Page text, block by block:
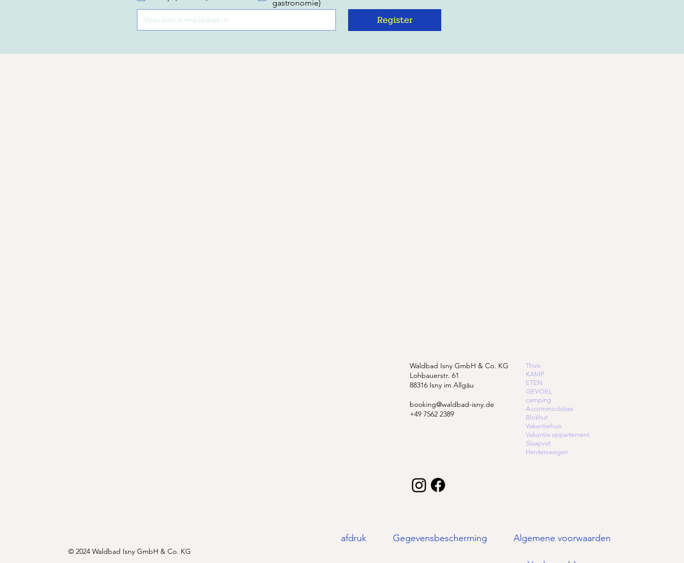
gastronomie)
Register
Waldbad Isny GmbH & Co. KG
Lohbauerstr. 61
88316 Isny im Allgäu
booking@waldbad-isny.de
+49 7562 2389
Thuis
KAMP
ETEN
GEVOEL
camping
Accommodaties
Blokhut
Vakantiehuis
Vakantie appartement
Slaapvat
Herderswagen
© 2024 Waldbad Isny GmbH & Co. KG
afdruk Gegevensbescherming Algemene voorwaarden